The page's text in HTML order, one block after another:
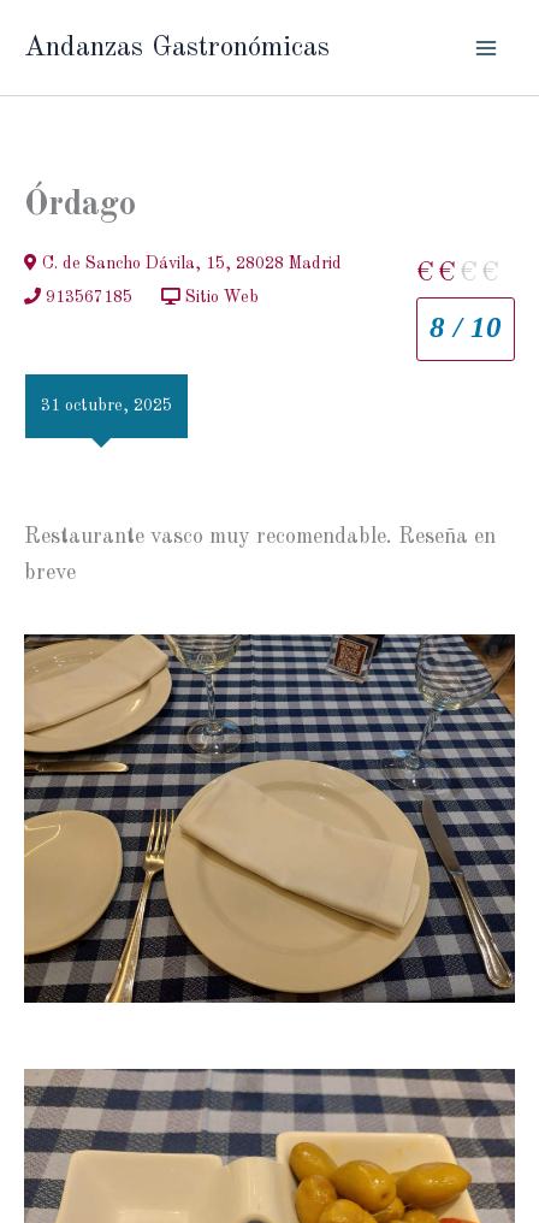
Andanzas Gastronómicas
Órdago
C. de Sancho Dávila, 15, 28028 Madrid
913567185
Sitio Web
€ € € €
8 / 10
31 octubre, 2025
Restaurante vasco muy recomendable. Reseña en
breve